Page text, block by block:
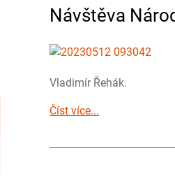
Návštěva
Vladimír Řehák.
Číst více...